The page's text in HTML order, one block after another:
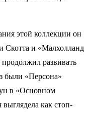
этой коллекции он
Скотта и «Малхолланд
развивать
были «Персона»
в «Основном
как стоп-